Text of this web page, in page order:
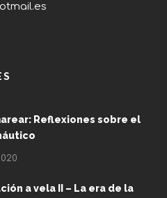
Reflexiones sobre el
a vela II – La era de la